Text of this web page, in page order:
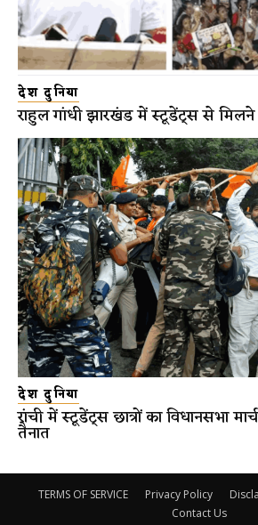
देश दुनिया
राहुल गांधी झारखंड में स्टूडेंट्स से
देश दुनिया
रांची में स्टूडेंट्स छात्रों का विधानसभा
तैनात
TERMS OF SERVICE Privacy Policy
Contact Us